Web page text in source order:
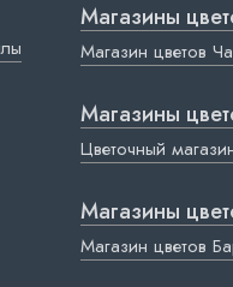
Магазины
Магазин цветов
Магазины
Цветочный
Магазины
Магазин цветов